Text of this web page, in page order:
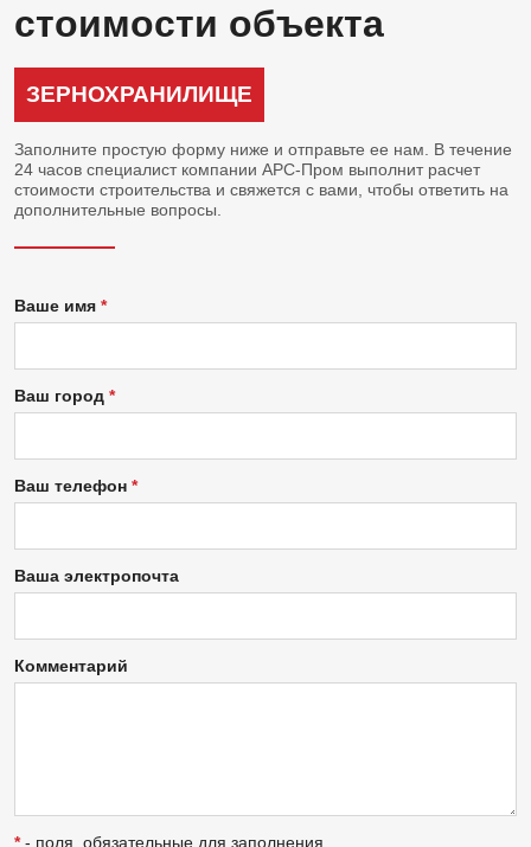
стоимости объекта
ЗЕРНОХРАНИЛИЩЕ
Заполните простую форму ниже и отправьте ее нам. В течение
24 часов специалист компании АРС-Пром выполнит расчет
стоимости строительства и свяжется с вами, чтобы ответить на
дополнительные вопросы.
Ваше имя
Ваш город
Ваш телефон
Ваша электропочта
Комментарий
*- поля, обязательные для заполнения